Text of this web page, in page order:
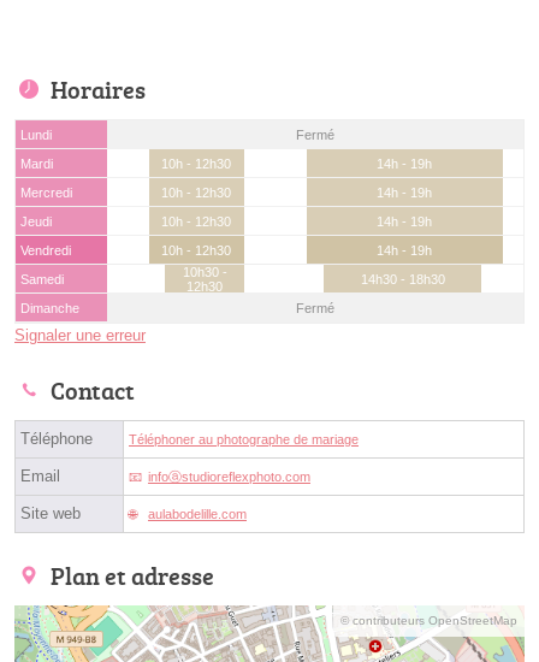
Horaires
Lundi
Fermé
Mardi
10h - 12h30
14h - 19h
Mercredi
10h - 12h30
14h - 19h
Jeudi
10h - 12h30
14h - 19h
Vendredi
10h - 12h30
14h - 19h
Samedi
10h30 -
12h30
14h30 - 18h30
Dimanche
Fermé
Signaler une erreur
Contact
Téléphone Téléphoner au photographe de mariage
Email infoⓐstudioreflexphoto.com
Site web aulabodelille.com
Plan et adresse
© contributeurs OpenStreetMap